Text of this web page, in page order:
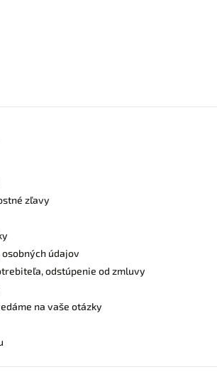
zľavy
údajov
odstúpenie od zmluvy
na vaše otázky